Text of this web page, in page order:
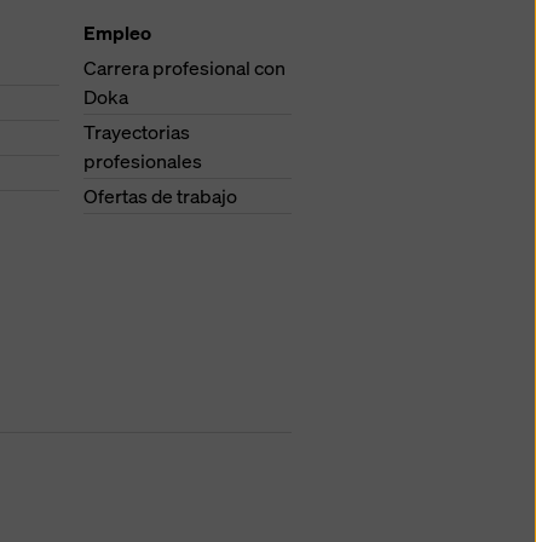
Empleo
Carrera profesional con
Doka
Trayectorias
profesionales
Ofertas de trabajo